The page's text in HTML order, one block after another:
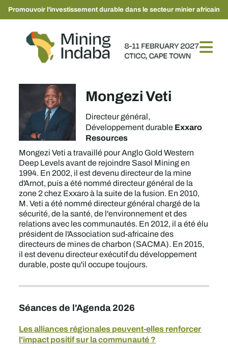
Promouvoir l'investissement durable dans le secteur minier africain
Mongezi Veti
Directeur général,
Développement durableExxaro
Resources
Mongezi Veti a travaillé pour Anglo Gold Western
Deep Levels avant de rejoindre Sasol Mining en
1994. En 2002, il est devenu directeur de la mine
d'Arnot, puis a été nommé directeur général de la
zone 2 chez Exxaro à la suite de la fusion. En 2010,
M. Veti a été nommé directeur général chargé de la
sécurité, de la santé, de l'environnement et des
relations avec les communautés. En 2012, il a été élu
président de l'Association sud-africaine des
directeurs de mines de charbon (SACMA). En 2015,
il est devenu directeur exécutif du développement
durable, poste qu'il occupe toujours.
Séances de l'Agenda 2026
Les alliances régionales peuvent-elles renforcer
l'impact positif sur la communauté ?